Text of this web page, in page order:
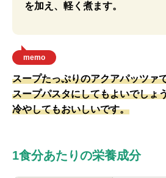
を加え、軽く煮ます。
memo
スープたっぷりのアクアパッツァ
スープパスタにしてもよいでしょ
冷やしてもおいしいです。
1食分あたりの栄養成分